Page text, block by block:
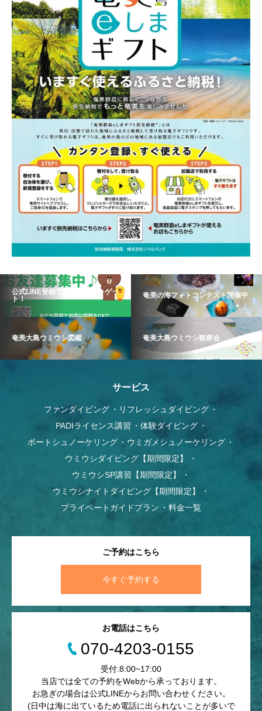
公式LINE登録でお得な情報をゲッ
ト！
奄美の海フォトコンテスト開催中
奄美大島ウミウシ図鑑 奄美大島ウミウシ観察会
サービス
ファンダイビング
リフレッシュダイビング
PADIライセンス講習
体験ダイビング
ボートシュノーケリング
ウミガメシュノーケリング
ウミウシダイビング【期間限定】
ウミウシSP講習【期間限定】
ウミウシナイトダイビング【期間限定】
プライベートガイドプラン
料金一覧
ご予約はこちら
今すぐ予約する
お電話はこちら
070-4203-0155
受付:8:00~17:00
当店では全ての予約をWebから承っております。
お急ぎの場合は公式LINEからお問い合わせください。
(日中は海に出ているため電話に出られないことが多いで